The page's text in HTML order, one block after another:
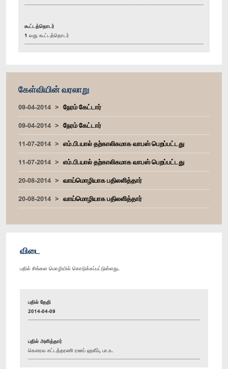
கூட்டத்தொடர்
1 வது கூட்டத்தொடர்
கேள்வியின் வரலாறு
09-04-2014
நேரம் கேட்டார்
09-04-2014
நேரம் கேட்டார்
11-07-2014
எம்.பி.யால் தற்காலிகமாக வாபஸ் பெறப்பட்டது
11-07-2014
எம்.பி.யால் தற்காலிகமாக வாபஸ் பெறப்பட்டது
20-08-2014
வாய்மொழியாக பதிலளித்தார்
20-08-2014
வாய்மொழியாக பதிலளித்தார்
விடை
பதில் சிங்கள மொழியில் கொடுக்கப்பட்டுள்ளது.
பதில் தேதி
2014-04-09
பதில் அளித்தார்
கௌரவ சட்டத்தரணி ரஊப் ஹகீம், பா.உ.